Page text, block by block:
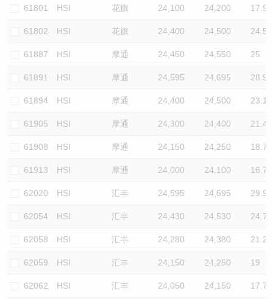
61801 HSI 花旗 24,100 24,200 17.9
61802 HSI 花旗 24,400 24,500 24.5
61887 HSI 摩通 24,450 24,550 25
61891 HSI 摩通 24,595 24,695 28.9
61894 HSI 摩通 24,400 24,500 23.1
61905 HSI 摩通 24,300 24,400 21.4
61908 HSI 摩通 24,150 24,250 18.7
61913 HSI 摩通 24,000 24,100 16.7
62020 HSI 汇丰 24,595 24,695 29.9
62054 HSI 汇丰 24,430 24,530 24.7
62058 HSI 汇丰 24,280 24,380 21.2
62059 HSI 汇丰 24,150 24,250 19
62062 HSI 汇丰 24,050 24,150 17.7